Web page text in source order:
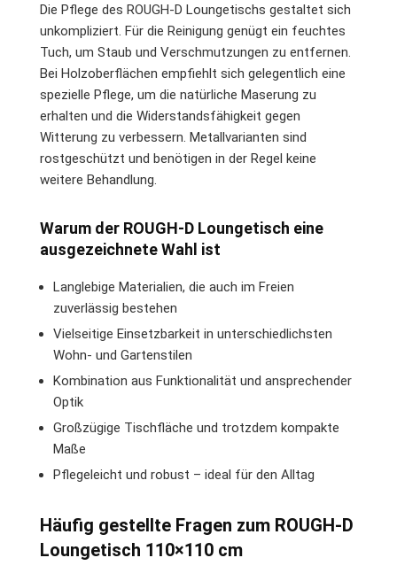
Die Pflege des ROUGH-D Loungetischs gestaltet sich
unkompliziert. Für die Reinigung genügt ein feuchtes
Tuch, um Staub und Verschmutzungen zu entfernen.
Bei Holzoberflächen empfiehlt sich gelegentlich eine
spezielle Pflege, um die natürliche Maserung zu
erhalten und die Widerstandsfähigkeit gegen
Witterung zu verbessern. Metallvarianten sind
rostgeschützt und benötigen in der Regel keine
weitere Behandlung.
Warum der ROUGH-D Loungetisch eine
ausgezeichnete Wahl ist
Langlebige Materialien, die auch im Freien
zuverlässig bestehen
Vielseitige Einsetzbarkeit in unterschiedlichsten
Wohn- und Gartenstilen
Kombination aus Funktionalität und ansprechender
Optik
Großzügige Tischfläche und trotzdem kompakte
Maße
Pflegeleicht und robust – ideal für den Alltag
Häufig gestellte Fragen zum ROUGH-D
Loungetisch 110×110 cm